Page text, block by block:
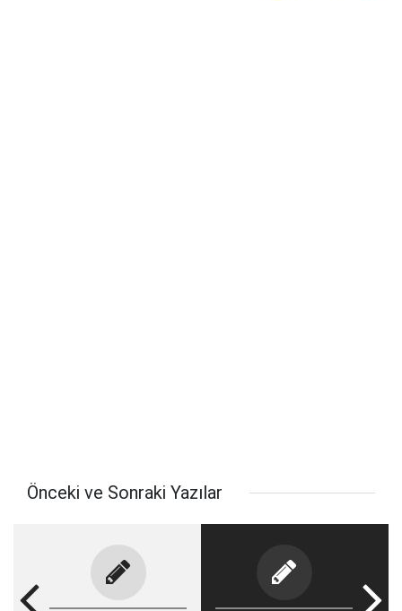
Önceki ve Sonraki Yazılar